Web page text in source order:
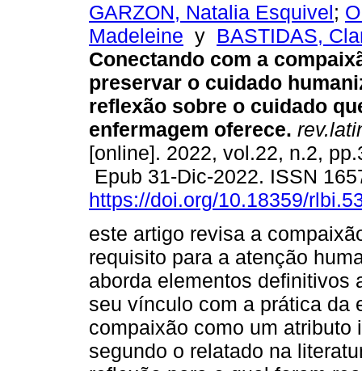
GARZON, Natalia Esquivel;
Madeleine y BASTIDAS,
Conectando com a
preservar o cuidado
reflexão sobre o cuidado
enfermagem oferece.
[online]. 2022, vol.22, n.2,
Epub 31-Dic-2022. ISSN
https://doi.org/10.18359/
este artigo revisa a
requisito para a atenção
aborda elementos definitivos
seu vínculo com a prática da
compaixão como um
segundo o relatado na